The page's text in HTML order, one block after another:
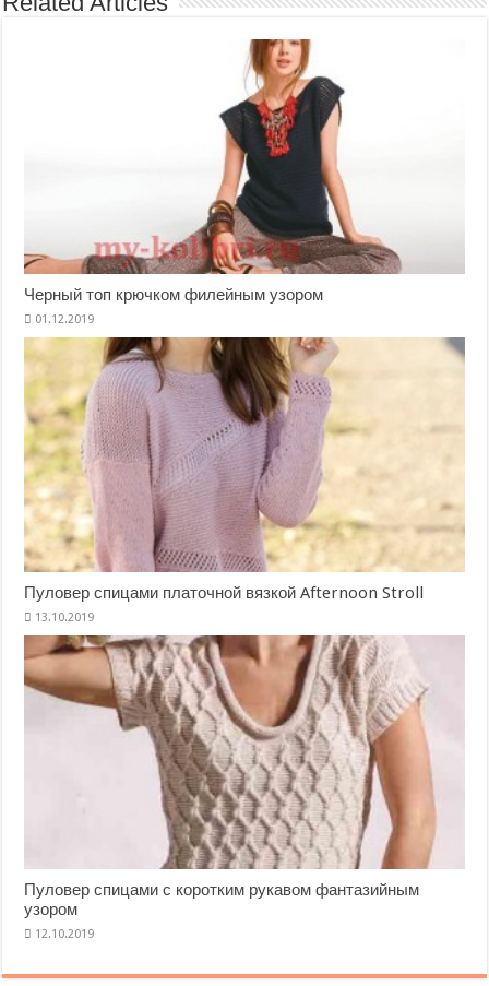
Черный топ крючком филейным узором
Пуловер спицами платочной вязкой Afternoon Stroll
Пуловер спицами с коротким рукавом фантазийным
узором